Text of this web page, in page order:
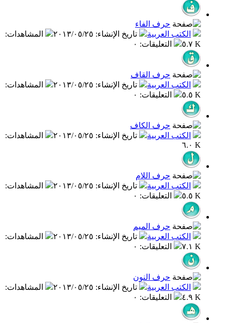
حرف الفاء
الكتب العربية
تاريخ الإنشاء: ٢٠١٣/٠٥/٢٥ المشاهدات:
٥.٧ K
التعليقات: ٠
حرف القاف
الكتب العربية
تاريخ الإنشاء: ٢٠١٣/٠٥/٢٥ المشاهدات:
٥.٥ K
التعليقات: ٠
حرف الكاف
الكتب العربية
تاريخ الإنشاء: ٢٠١٣/٠٥/٢٥ المشاهدات:
٦.٠ K
حرف اللام
الكتب العربية
تاريخ الإنشاء: ٢٠١٣/٠٥/٢٥ المشاهدات:
٥.٥ K
التعليقات: ٠
حرف الميم
الكتب العربية
تاريخ الإنشاء: ٢٠١٣/٠٥/٢٥ المشاهدات:
٧.١ K
التعليقات: ٠
حرف النون
الكتب العربية
تاريخ الإنشاء: ٢٠١٣/٠٥/٢٥ المشاهدات:
٤.٩ K
التعليقات: ٠